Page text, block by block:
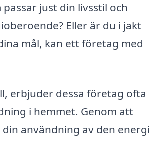
just din livsstil och
Eller är du i jakt
mål, kan ett företag med
erbjuder dessa företag ofta
i hemmet. Genom att
användning av den energi